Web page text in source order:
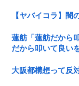
【ヤバイコラ】闇
蓮舫「蓮舫だから
だから叩いて良い
大阪都構想って反